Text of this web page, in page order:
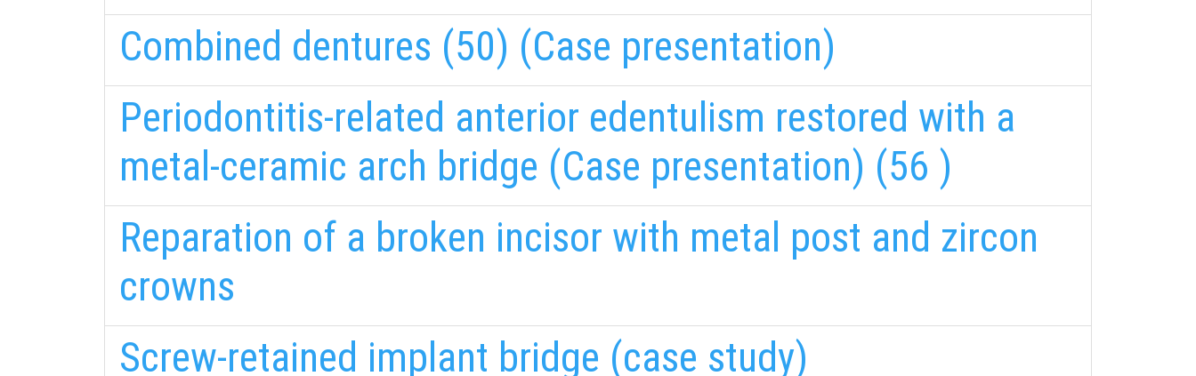
Combined dentures (50) (Case presentation)
Periodontitis-related anterior edentulism restored with a
metal-ceramic arch bridge (Case presentation) (56 )
Reparation of a broken incisor with metal post and zircon
crowns
Screw-retained implant bridge (case study)